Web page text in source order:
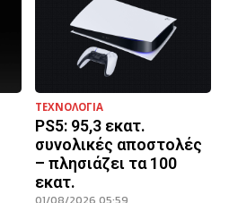
ΤΕΧΝΟΛΟΓΙΑ
PS5: 95,3 εκατ.
συνολικές αποστολές
– πλησιάζει τα 100
εκατ.